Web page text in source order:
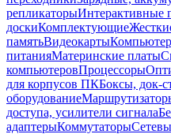
репликаторыИнтерактивные
доскиКомплектующие
памятьВидеокарты
питанияМатеринские платы
компьютеровПроцессоры
для корпусов ПКБоксы, док-
оборудование
доступа, усилители сигнала
адаптерыКоммутаторы